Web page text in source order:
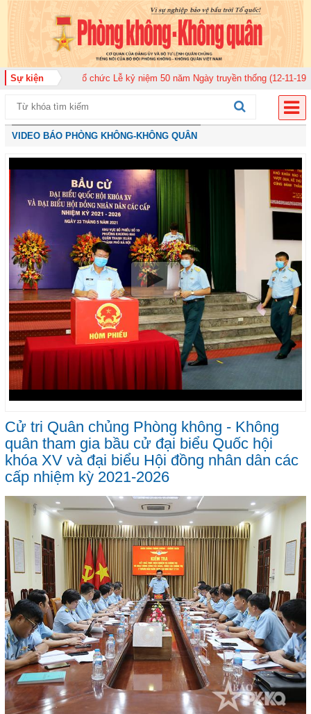
Sự kiện
tổ chức Lễ kỷ niệm 50 năm Ngày truyền thống (12-11-1975/12-11-2025)
VIDEO BÁO PHÒNG KHÔNG-KHÔNG QUÂN
Cử tri Quân chủng Phòng không - Không
quân tham gia bầu cử đại biểu Quốc hội
khóa XV và đại biểu Hội đồng nhân dân các
cấp nhiệm kỳ 2021-2026